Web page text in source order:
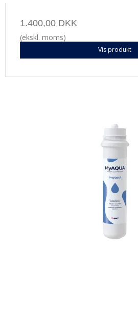
1.400,00 DKK
(ekskl. moms)
Vis produkt